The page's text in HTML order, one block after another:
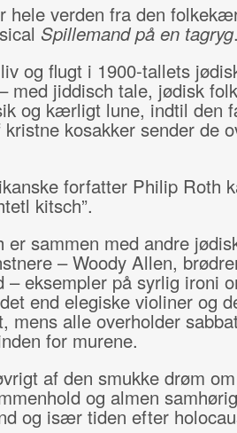
hele verden fra den
Spillemand på en tagryg
og flugt i 1900-tallets
med jiddisch tale, jødisk
og kærligt lune, indtil den
kosakker sender de
forfatter Philip Roth
kitsch”.
sammen med andre
– Woody Allen,
– eksempler på syrlig ironi
end elegiske violiner og
mens alle overholder
for murene.
af den smukke drøm om
og almen
og især tiden efter